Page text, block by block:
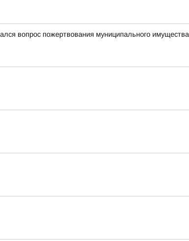
вопрос пожертвования муниципального имущества